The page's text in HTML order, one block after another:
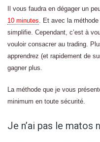
Il vous faudra en dégager un
10 minutes . Et avec la
simplifie. Cependant, c’est à
vouloir consacrer au trading.
apprendrez (et rapidement de
gagner plus.
La méthode que je vous
minimum en toute sécurité.
Je n’ai pas le matos